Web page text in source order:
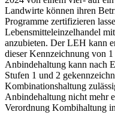
Landwirte können ihren
Programme zertifizieren
Lebensmitteleinzelhandel
anzubieten. Der LEH kann
dieser Kennzeichnung von
Anbindehaltung kann nach
Stufen 1 und 2
Kombinationshaltung
Anbindehaltung nicht mehr
Verordnung Kombihaltung